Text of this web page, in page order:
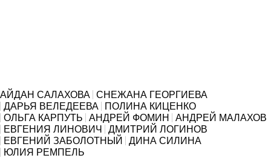
АЙДАН САЛАХОВА СНЕЖАНА ГЕОРГИЕВА
ДАРЬЯ ВЕЛЕДЕЕВА
ПОЛИНА КИЦЕНКО
ОЛЬГА КАРПУТЬ
АНДРЕЙ ФОМИН
АНДРЕЙ МАЛАХОВ
ЕВГЕНИЯ ЛИНОВИЧ
ДМИТРИЙ ЛОГИНОВ
ЕВГЕНИЙ ЗАБОЛОТНЫЙ
ДИНА СИЛИНА
ЮЛИЯ РЕМПЕЛЬ